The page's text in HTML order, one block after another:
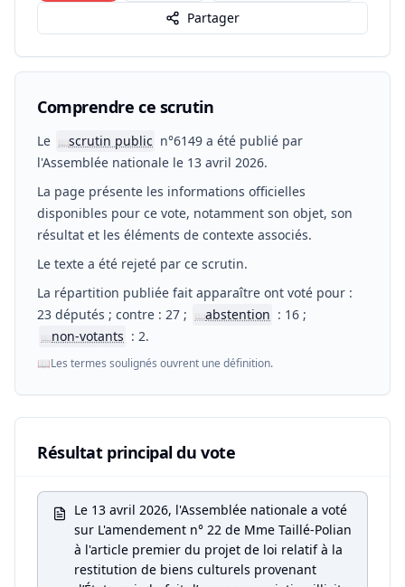
Partager
Comprendre ce scrutin
Le 📖scrutin public n°6149 a été publié par
l'Assemblée nationale le 13 avril 2026.
La page présente les informations officielles
disponibles pour ce vote, notamment son objet, son
résultat et les éléments de contexte associés.
Le texte a été rejeté par ce scrutin.
La répartition publiée fait apparaître ont voté pour :
23 députés ; contre : 27 ;
📖abstention : 16 ;
📖non-votants : 2.
📖Les termes soulignés ouvrent une définition.
Résultat principal du vote
Le 13 avril 2026, l'Assemblée nationale a voté
sur L'amendement n° 22 de Mme Taillé-Polian
à l'article premier du projet de loi relatif à la
restitution de biens culturels provenant